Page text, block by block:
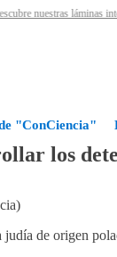
nuestras láminas
"ConCiencia"
los
de origen